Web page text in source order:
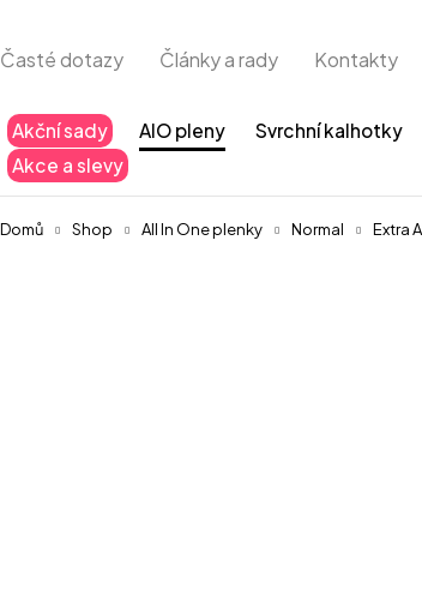
Časté dotazy Články a rady Kontakty
Akční sady AIO pleny Svrchní kalhotky
Akce a slevy
Domů Shop All In One plenky Normal Extra